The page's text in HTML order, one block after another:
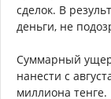
сделок. В
деньги, не
Суммарный
нанести с
миллиона тенге.